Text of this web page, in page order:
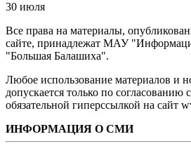
30 июля
Все права на материалы,
сайте, принадлежат МАУ
"Большая Балашиха".
Любое использование материалов и
допускается только по согласованию
обязательной гиперссылкой на сайт
ИНФОРМАЦИЯ О СМИ